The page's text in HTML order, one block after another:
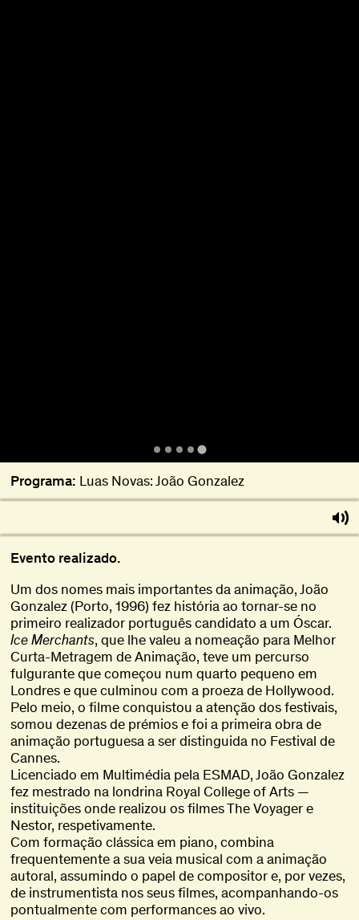
Programa: Luas Novas: João Gonzalez
Evento realizado.
Um dos nomes mais importantes da animação, João
Gonzalez (Porto, 1996) fez história ao tornar-se no
primeiro realizador português candidato a um Óscar.
Ice Merchants, que lhe valeu a nomeação para Melhor
Curta-Metragem de Animação, teve um percurso
fulgurante que começou num quarto pequeno em
Londres e que culminou com a proeza de Hollywood.
Pelo meio, o filme conquistou a atenção dos festivais,
somou dezenas de prémios e foi a primeira obra de
animação portuguesa a ser distinguida no Festival de
Cannes.
Licenciado em Multimédia pela ESMAD, João Gonzalez
fez mestrado na londrina Royal College of Arts —
instituições onde realizou os filmes The Voyager e
Nestor, respetivamente.
Com formação clássica em piano, combina
frequentemente a sua veia musical com a animação
autoral, assumindo o papel de compositor e, por vezes,
de instrumentista nos seus filmes, acompanhando-os
pontualmente com performances ao vivo.